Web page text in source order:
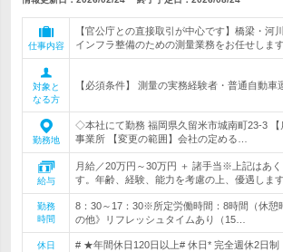
仕事内容
【官公庁との直接取引が中心です】橋梁・河
インフラ整備のための測量業務をお任せします
対象と
なる方
【必須条件】 測量の実務経験者・普通自動車
勤務地
◇本社にて勤務 福岡県久留米市城南町23-3 【
事業所 【変更の範囲】会社の定める…
給与
月給／20万円～30万円 ＋ 諸手当※上記はあ
す。年齢、経験、能力を考慮の上、優遇しま
勤務
時間
8：30～17：30※所定労働時間：8時間（休
の他》リフレッシュタイムあり（15…
休日
# ★年間休日120日以上# 休日* 完全週休2日制